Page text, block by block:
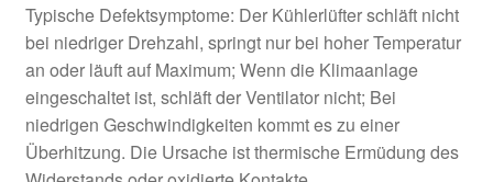
Typische Defektsymptome: Der Kühlerlüfter schläft nicht
bei niedriger Drehzahl, springt nur bei hoher Temperatur
an oder läuft auf Maximum; Wenn die Klimaanlage
eingeschaltet ist, schläft der Ventilator nicht; Bei
niedrigen Geschwindigkeiten kommt es zu einer
Überhitzung. Die Ursache ist thermische Ermüdung des